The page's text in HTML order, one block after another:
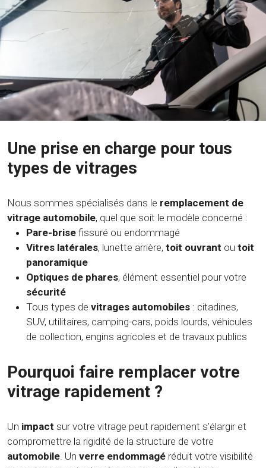
Une prise en charge pour tous
types de vitrages
Nous sommes spécialisés dans le remplacement de
vitrage automobile, quel que soit le modèle concerné :
Pare-brise fissuré ou endommagé
Vitres latérales, lunette arrière, toit ouvrant ou toit
panoramique
Optiques de phares, élément essentiel pour votre
sécurité
Tous types de vitrages automobiles : citadines,
SUV, utilitaires, camping-cars, poids lourds, véhicules
de collection, engins agricoles et de travaux publics
Pourquoi faire remplacer votre
vitrage rapidement ?
Un impact sur votre vitrage peut rapidement s’élargir et
compromettre la rigidité de la structure de votre
automobile. Un verre endommagé réduit votre visibilité